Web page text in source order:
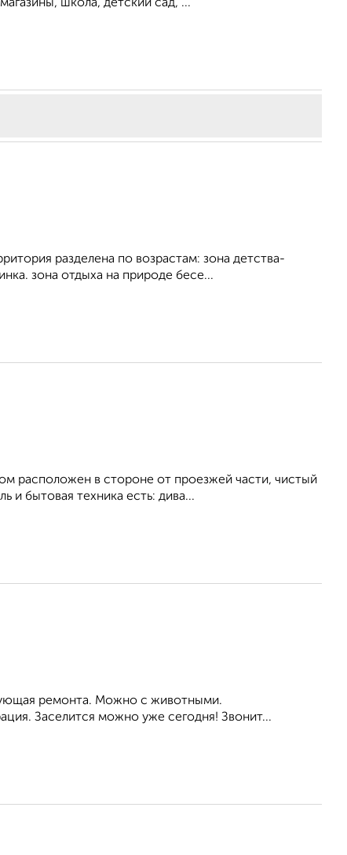
школа, детский сад, ...
разделена по возрастам: зона детства-
зона отдыха на природе бесе...
расположен в стороне от проезжей части, чистый
и бытовая техника есть: дива...
ремонта. Можно с животными.
Заселится можно уже сегодня! Звонит...